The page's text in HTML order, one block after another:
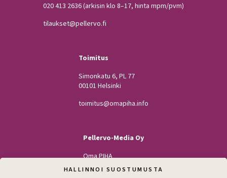
HALLINNOI SUOSTUMUSTA
020 413 2636(arkisin klo 8–17, hinta mpm/pvm)
tilaukset@pellervo.fi
Toimitus
Simonkatu 6, PL 77
00101 Helsinki
toimitus@omapiha.info
Pellervo-Media Oy
Oma PIHA
Kodin Pellervo